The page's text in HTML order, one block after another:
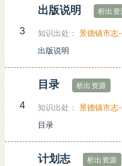
3
出版说明 析出资
知识出处： 景德镇市志
出版说明
4
目录 析出资源
知识出处： 景德镇市志
目录
计划志 析出资源